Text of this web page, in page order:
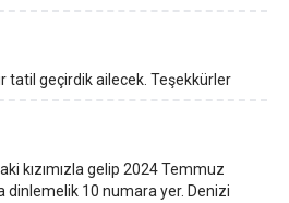
tatil geçirdik ailecek. Teşekkürler
kızımızla gelip 2024 Temmuz
dinlemelik 10 numara yer. Denizi